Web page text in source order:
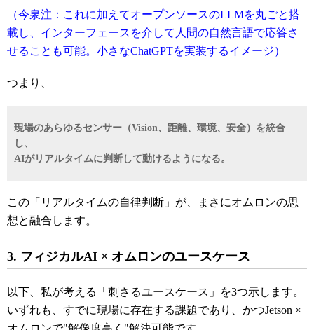
（今泉注：これに加えてオープンソースのLLMを丸ごと搭
載し、インターフェースを介して人間の自然言語で応答さ
せることも可能。小さなChatGPTを実装するイメージ）
つまり、
現場のあらゆるセンサー（Vision、距離、環境、安全）を統合
し、
AIがリアルタイムに判断して動けるようになる。
この「リアルタイムの自律判断」が、まさにオムロンの思
想と融合します。
3. フィジカルAI × オムロンのユースケース
以下、私が考える「刺さるユースケース」を3つ示します。
いずれも、すでに現場に存在する課題であり、かつJetson ×